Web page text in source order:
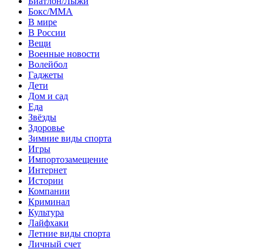
Бокс/MMA
В мире
В России
Вещи
Военные новости
Волейбол
Гаджеты
Дети
Дом и сад
Еда
Звёзды
Здоровье
Зимние виды спорта
Игры
Импортозамещение
Интернет
Истории
Компании
Криминал
Культура
Лайфхаки
Летние виды спорта
Личный счет